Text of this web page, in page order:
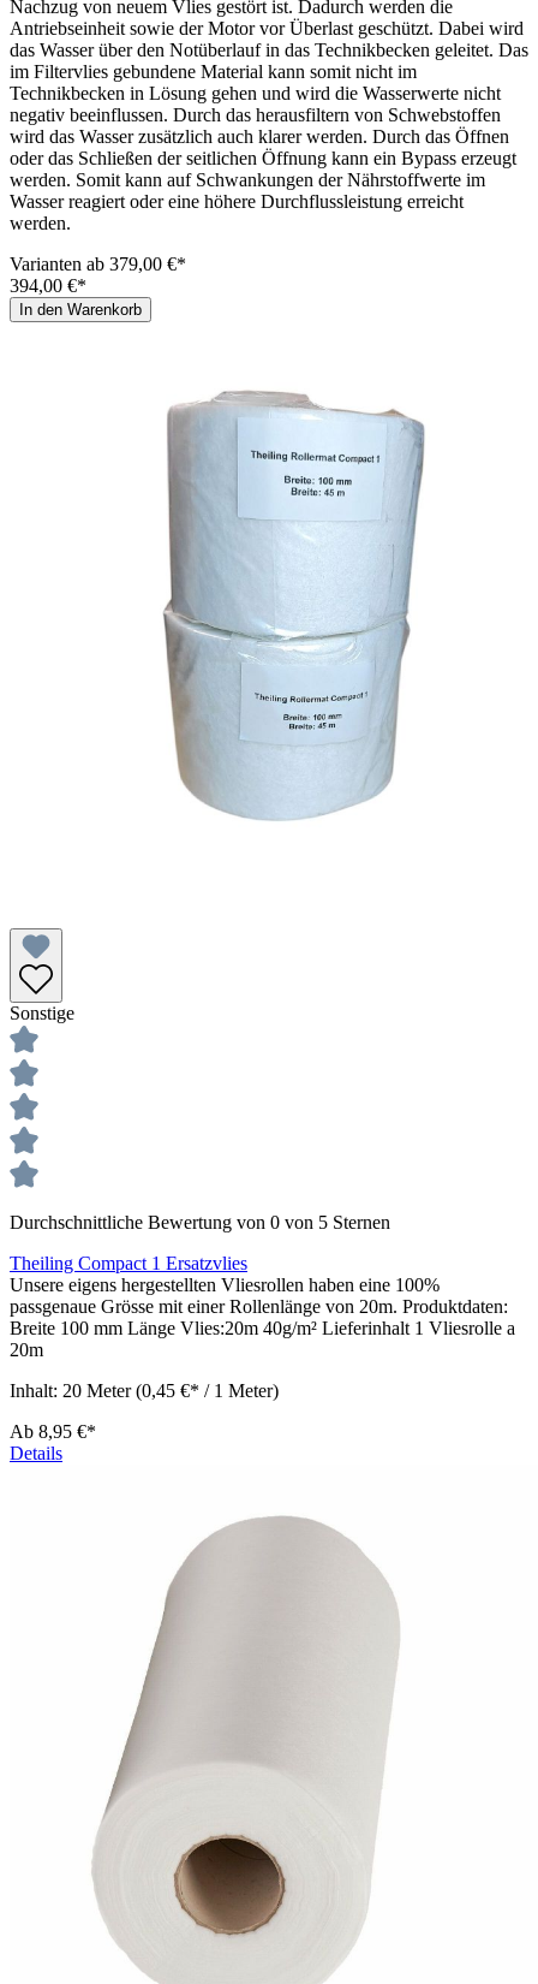
Nachzug von neuem Vlies gestört ist. Dadurch werden die
Antriebseinheit sowie der Motor vor Überlast geschützt. Dabei wird
das Wasser über den Notüberlauf in das Technikbecken geleitet. Das
im Filtervlies gebundene Material kann somit nicht im
Technikbecken in Lösung gehen und wird die Wasserwerte nicht
negativ beeinflussen. Durch das herausfiltern von Schwebstoffen
wird das Wasser zusätzlich auch klarer werden. Durch das Öffnen
oder das Schließen der seitlichen Öffnung kann ein Bypass erzeugt
werden. Somit kann auf Schwankungen der Nährstoffwerte im
Wasser reagiert oder eine höhere Durchflussleistung erreicht
werden.
Varianten ab 379,00 €*
394,00 €*
In den Warenkorb
Sonstige
Durchschnittliche Bewertung von 0 von 5 Sternen
Theiling Compact 1 Ersatzvlies
Unsere eigens hergestellten Vliesrollen haben eine 100%
passgenaue Grösse mit einer Rollenlänge von 20m. Produktdaten:
Breite 100 mm Länge Vlies:20m 40g/m² Lieferinhalt 1 Vliesrolle a
20m
Inhalt: 20 Meter(0,45 €* / 1 Meter)
Ab 8,95 €*
Details